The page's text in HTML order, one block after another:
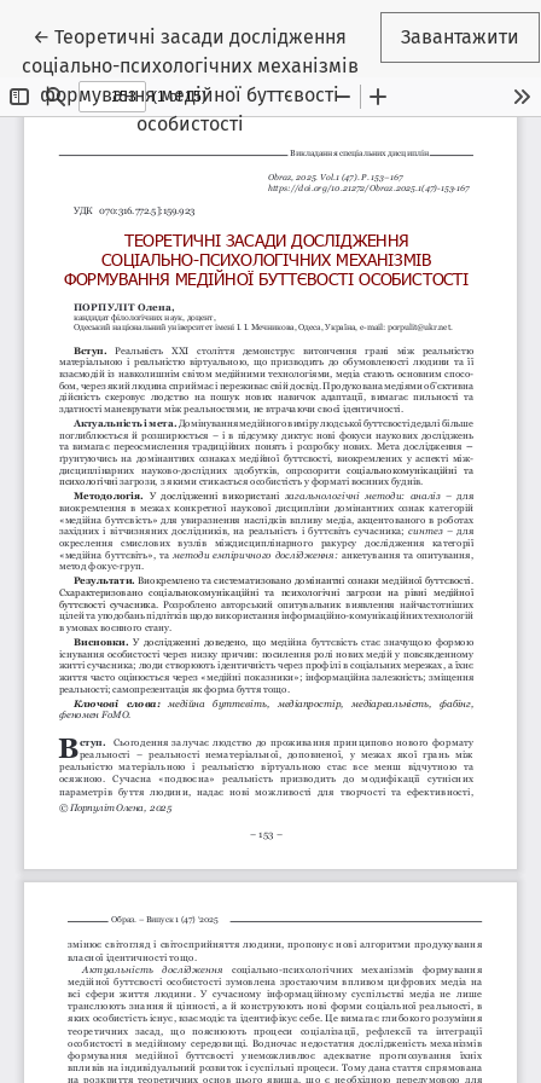
←Повернутися до подробиць статті
Теоретичні засади дослідження
соціально-психологічних механізмів
формування медійної буттєвості
особистості
Завантажити